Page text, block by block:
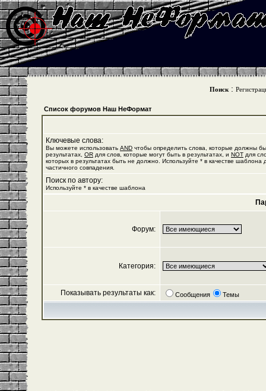
Поиск :
Список форумов Наш НеФормат
Ключевые слова:
Вы можете использовать AND чтобы определить слова, которые должны
результатах, OR для слов, которые могут быть в результатах, и NOT для
которых в результатах быть не должно. Используйте * в качестве шаблона
частичного совпадения.
Поиск по автору:
Используйте * в качестве шаблона
Форум:
Категория:
Показывать результаты как: Сообщения Темы